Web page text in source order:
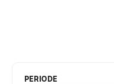
PERIODE